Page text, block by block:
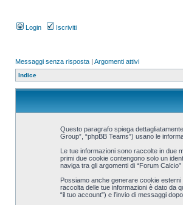
Login Iscriviti
Messaggi senza risposta | Argomenti attivi
Indice
Questo paragrafo spiega
Group”, “phpBB Teams”) usano le
Le tue informazioni sono raccolte in due
primi due cookie contengono solo un
naviga tra gli argomenti di “Forum
Possiamo anche generare cookie
raccolta delle tue informazioni è dato da
“il tuo account”) e l’invio di messaggi